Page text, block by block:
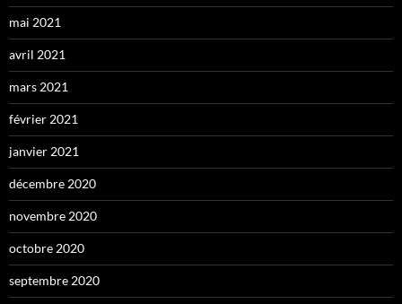
mai 2021
avril 2021
mars 2021
février 2021
janvier 2021
décembre 2020
novembre 2020
octobre 2020
septembre 2020